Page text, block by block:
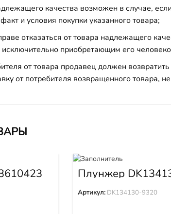
качества возможен в случае,
и условия покупки указанного товара;
отказаться от товара надлежащего
приобретающим его
от товара продавец должен
от потребителя возвращенного товара,
Плунжер
9320
Артикул: DK134130-9320